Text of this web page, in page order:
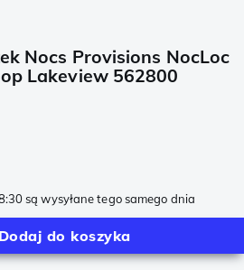
Nocs Provisions NocLoc
Lakeview 562800
są wysyłane tego samego dnia
Dodaj do koszyka